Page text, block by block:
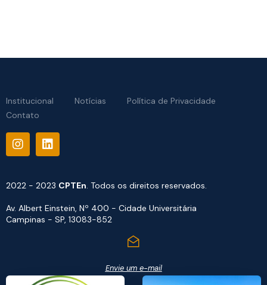
Institucional Notícias
Política de Privacidade
Contato
2022 - 2023 CPTEn. Todos os direitos reservados.
Av. Albert Einstein, Nº 400 - Cidade Universitária
Campinas - SP, 13083-852
Envie um e-mail